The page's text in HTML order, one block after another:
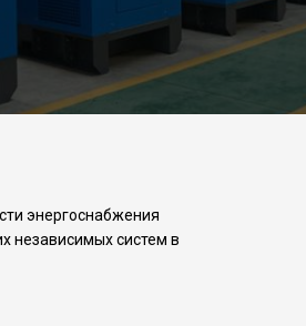
энергоснабжения
независимых систем в